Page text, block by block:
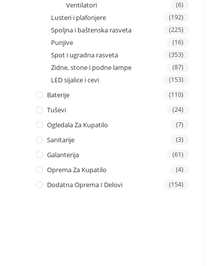
Ventilatori (6)
Lusteri i plafonjere (192)
Spoljna i baštenska rasveta (225)
Punjive (16)
Spot i ugradna rasveta (353)
Zidne, stone i podne lampe (87)
LED sijalice i cevi (153)
Baterije (110)
Tuševi (24)
Ogledala Za Kupatilo (7)
Sanitarije (3)
Galanterija (61)
Oprema Za Kupatilo (4)
Dodatna Oprema I Delovi (154)